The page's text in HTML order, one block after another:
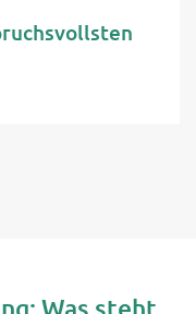
Was steht